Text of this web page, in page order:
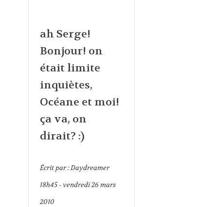
ah Serge!
Bonjour! on
était limite
inquiètes,
Océane et moi!
ça va, on
dirait? :)
Écrit par :Daydreamer
18h45- vendredi 26mars
2010